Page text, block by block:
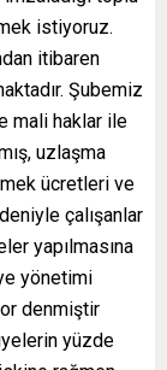
istiyoruz.
itibaren
Şubemiz
mali haklar ile
uzlaşma
ücretleri ve
çalışanlar
yapılmasına
yönetimi
denmiştir
yüzde